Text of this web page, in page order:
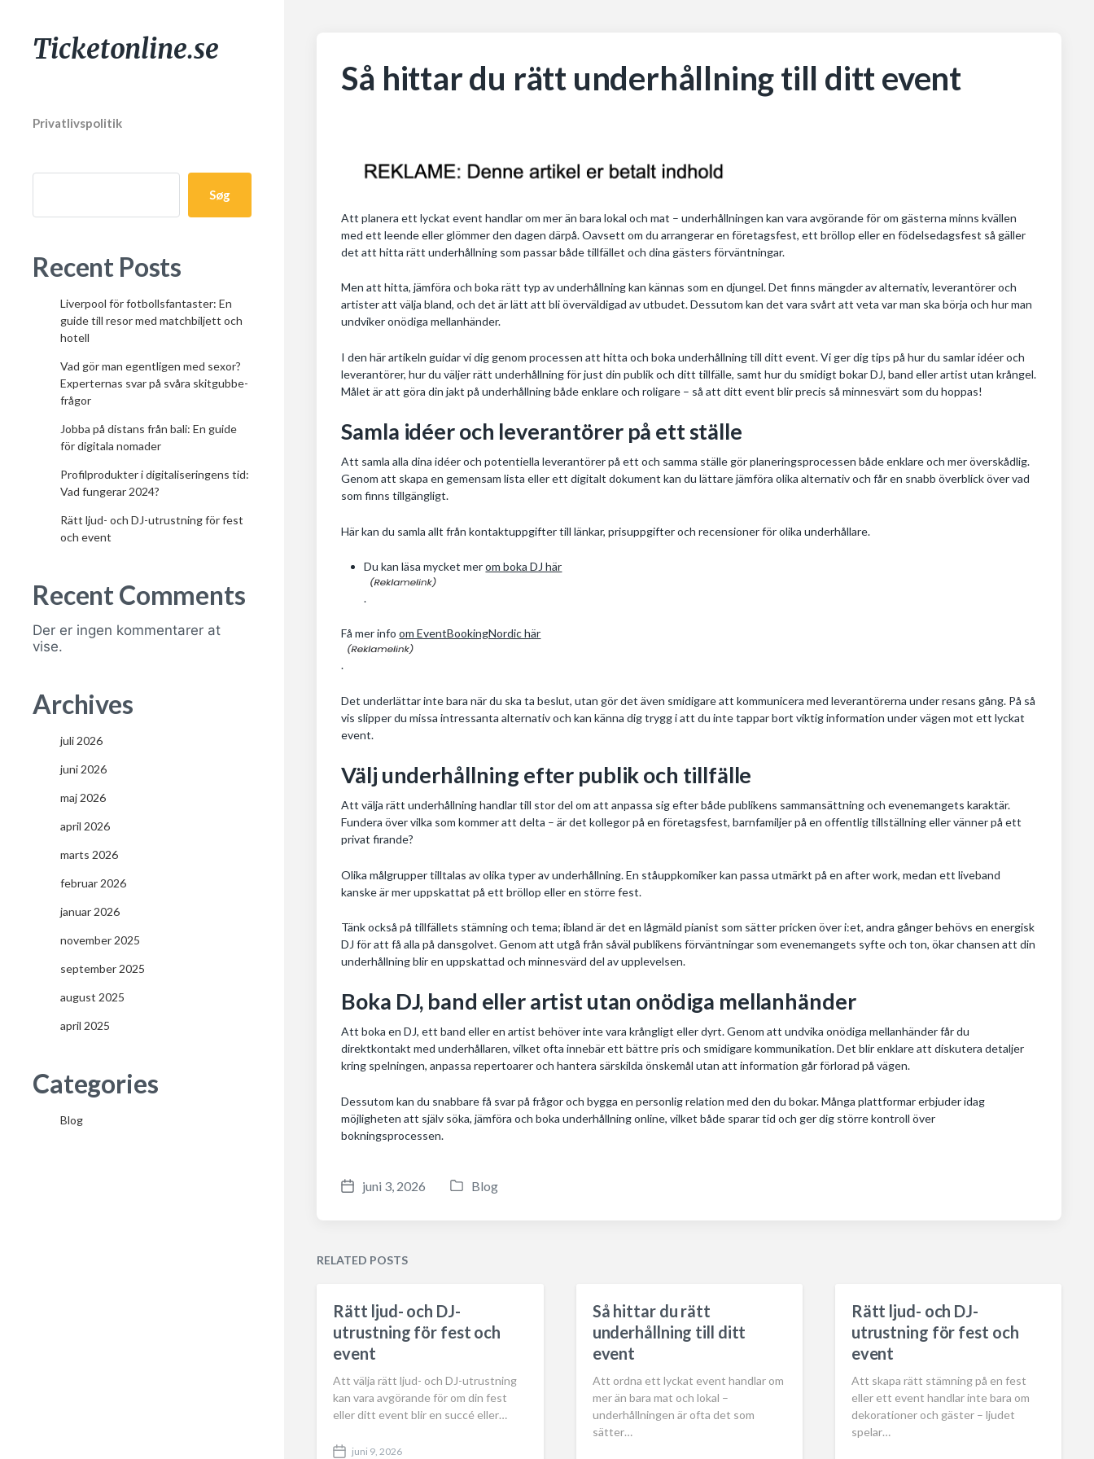
Ticketonline.se
Privatlivspolitik
Søg
Recent Posts
Liverpool för fotbollsfantaster: En
guide till resor med matchbiljett och
hotell
Vad gör man egentligen med sexor?
Experternas svar på svåra skitgubbe-
frågor
Jobba på distans från bali: En guide
för digitala nomader
Profilprodukter i digitaliseringens tid:
Vad fungerar 2024?
Rätt ljud- och DJ-utrustning för fest
och event
Recent Comments
Der er ingen kommentarer at
vise.
Archives
juli 2026
juni 2026
maj 2026
april 2026
marts 2026
februar 2026
januar 2026
november 2025
september 2025
august 2025
april 2025
Categories
Blog
Så hittar du rätt underhållning till ditt event
Att planera ett lyckat event handlar om mer än bara lokal och mat – underhållningen kan vara avgörande för om gästerna minns kvällen
med ett leende eller glömmer den dagen därpå. Oavsett om du arrangerar en företagsfest, ett bröllop eller en födelsedagsfest så gäller
det att hitta rätt underhållning som passar både tillfället och dina gästers förväntningar.
Men att hitta, jämföra och boka rätt typ av underhållning kan kännas som en djungel. Det finns mängder av alternativ, leverantörer och
artister att välja bland, och det är lätt att bli överväldigad av utbudet. Dessutom kan det vara svårt att veta var man ska börja och hur man
undviker onödiga mellanhänder.
I den här artikeln guidar vi dig genom processen att hitta och boka underhållning till ditt event. Vi ger dig tips på hur du samlar idéer och
leverantörer, hur du väljer rätt underhållning för just din publik och ditt tillfälle, samt hur du smidigt bokar DJ, band eller artist utan krångel.
Målet är att göra din jakt på underhållning både enklare och roligare – så att ditt event blir precis så minnesvärt som du hoppas!
Samla idéer och leverantörer på ett ställe
Att samla alla dina idéer och potentiella leverantörer på ett och samma ställe gör planeringsprocessen både enklare och mer överskådlig.
Genom att skapa en gemensam lista eller ett digitalt dokument kan du lättare jämföra olika alternativ och får en snabb överblick över vad
som finns tillgängligt.
Här kan du samla allt från kontaktuppgifter till länkar, prisuppgifter och recensioner för olika underhållare.
Du kan läsa mycket merom boka DJ här
.
Få mer infoom EventBookingNordic här
.
Det underlättar inte bara när du ska ta beslut, utan gör det även smidigare att kommunicera med leverantörerna under resans gång. På så
vis slipper du missa intressanta alternativ och kan känna dig trygg i att du inte tappar bort viktig information under vägen mot ett lyckat
event.
Välj underhållning efter publik och tillfälle
Att välja rätt underhållning handlar till stor del om att anpassa sig efter både publikens sammansättning och evenemangets karaktär.
Fundera över vilka som kommer att delta – är det kollegor på en företagsfest, barnfamiljer på en offentlig tillställning eller vänner på ett
privat firande?
Olika målgrupper tilltalas av olika typer av underhållning. En ståuppkomiker kan passa utmärkt på en after work, medan ett liveband
kanske är mer uppskattat på ett bröllop eller en större fest.
Tänk också på tillfällets stämning och tema; ibland är det en lågmäld pianist som sätter pricken över i:et, andra gånger behövs en energisk
DJ för att få alla på dansgolvet. Genom att utgå från såväl publikens förväntningar som evenemangets syfte och ton, ökar chansen att din
underhållning blir en uppskattad och minnesvärd del av upplevelsen.
Boka DJ, band eller artist utan onödiga mellanhänder
Att boka en DJ, ett band eller en artist behöver inte vara krångligt eller dyrt. Genom att undvika onödiga mellanhänder får du
direktkontakt med underhållaren, vilket ofta innebär ett bättre pris och smidigare kommunikation. Det blir enklare att diskutera detaljer
kring spelningen, anpassa repertoarer och hantera särskilda önskemål utan att information går förlorad på vägen.
Dessutom kan du snabbare få svar på frågor och bygga en personlig relation med den du bokar. Många plattformar erbjuder idag
möjligheten att själv söka, jämföra och boka underhållning online, vilket både sparar tid och ger dig större kontroll över
bokningsprocessen.
P
t
t
e
juni 3, 2026
P
i
n
Blog
RELATED POSTS
Rätt ljud- och DJ-
utrustning för fest och
event
Att välja rätt ljud- och DJ-utrustning
kan vara avgörande för om din fest
eller ditt event blir en succé eller…
juni 9, 2026
Så hittar du rätt
underhållning till ditt
event
Att ordna ett lyckat event handlar om
mer än bara mat och lokal –
underhållningen är ofta det som
sätter…
Rätt ljud- och DJ-
utrustning för fest och
event
Att skapa rätt stämning på en fest
eller ett event handlar inte bara om
dekorationer och gäster – ljudet
spelar…